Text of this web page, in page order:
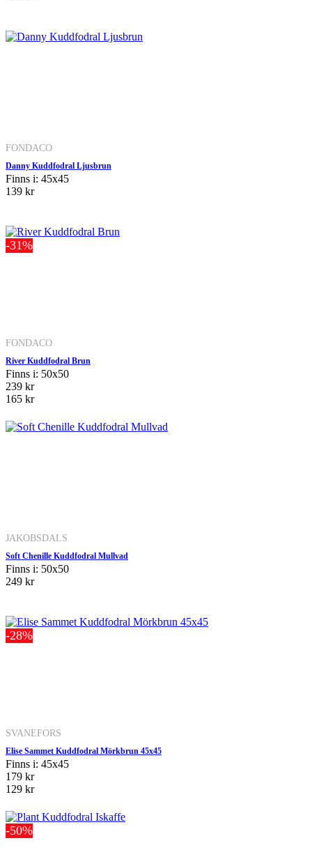
FONDACO
Danny Kuddfodral Ljusbrun
Finns i: 45x45
139 kr
-31%
FONDACO
River Kuddfodral Brun
Finns i: 50x50
239 kr
165 kr
JAKOBSDALS
Soft Chenille Kuddfodral Mullvad
Finns i: 50x50
249 kr
-28%
SVANEFORS
Elise Sammet Kuddfodral Mörkbrun 45x45
Finns i: 45x45
179 kr
129 kr
-50%